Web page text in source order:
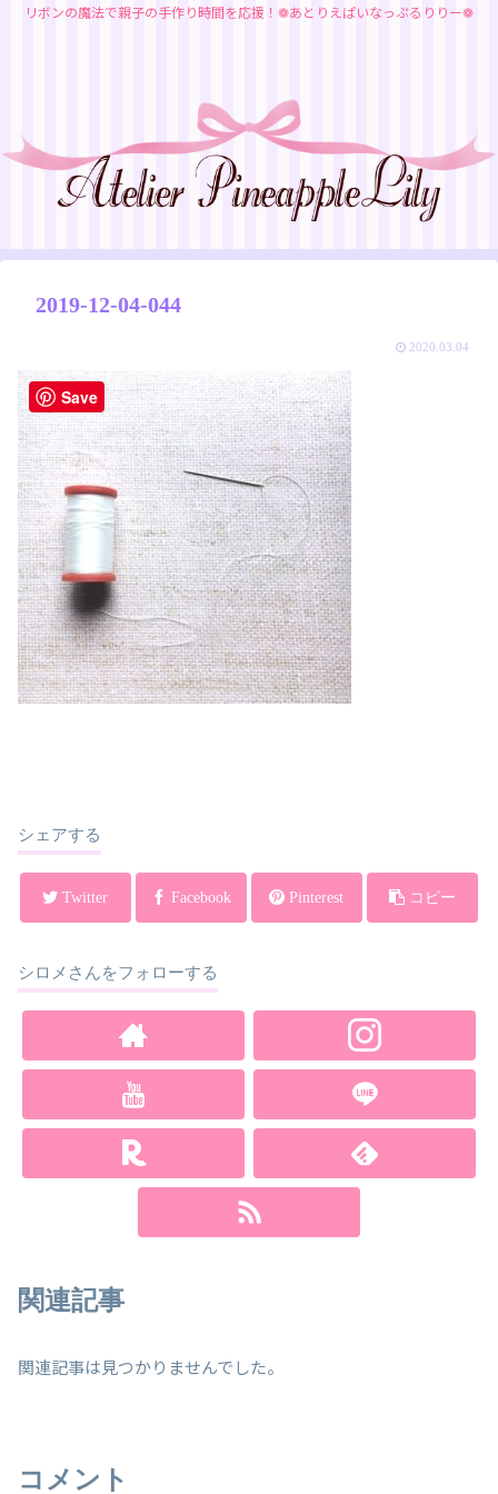
リボンの魔法で親子の手作り時間を応援！❁あとりえぱいなっぷるりりー❁
2019-12-04-044
2020.03.04
シェアする
Twitter Facebook Pinterest コピー
シロメさんをフォローする
関連記事
関連記事は見つかりませんでした。
コメント
Save